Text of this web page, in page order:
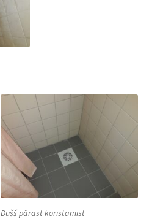
Dušš pärast koristamist